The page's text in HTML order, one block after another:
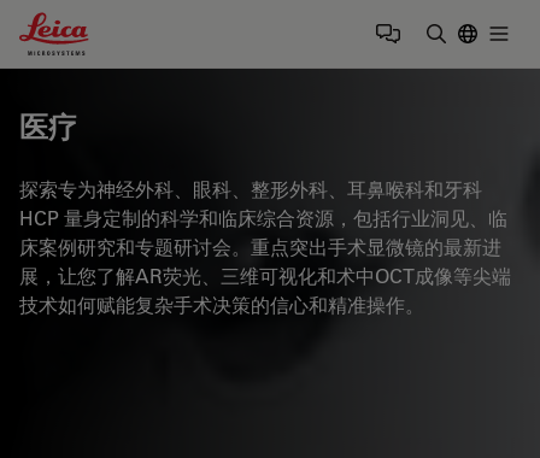
Leica Microsystems Logo
医疗
探索专为神经外科、眼科、整形外科、耳鼻喉科和牙科
HCP 量身定制的科学和临床综合资源，包括行业洞见、临
床案例研究和专题研讨会。重点突出手术显微镜的最新进
展，让您了解AR荧光、三维可视化和术中OCT成像等尖端
技术如何赋能复杂手术决策的信心和精准操作。